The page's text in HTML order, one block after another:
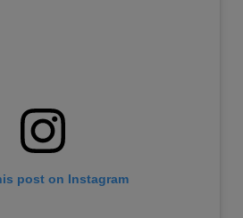
post on Instagram